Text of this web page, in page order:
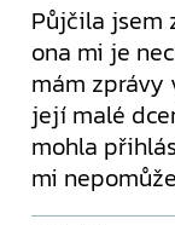
Půjčila jsem
ona mi je
mám zprávy
její malé
mohla
mi